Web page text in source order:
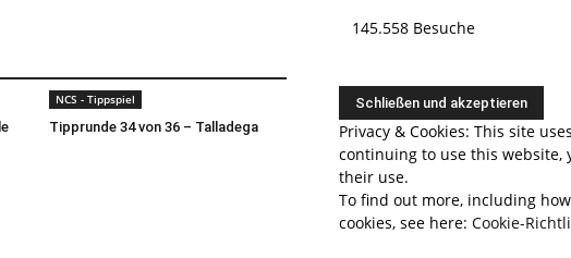
NCS - Tippspiel
Tipprunde 34 von 36 – Talladega
145.558 Besuche
Privacy & Cookies: This site
continuing to use this website,
their use.
To find out more, including
cookies, see here: Cookie-